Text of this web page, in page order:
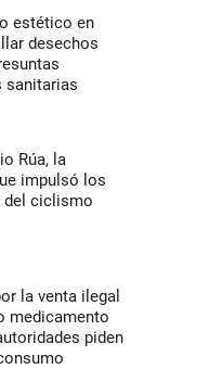
estético en
desechos
sanitarias
Rúa, la
impulsó los
del ciclismo
la venta ilegal
medicamento
piden